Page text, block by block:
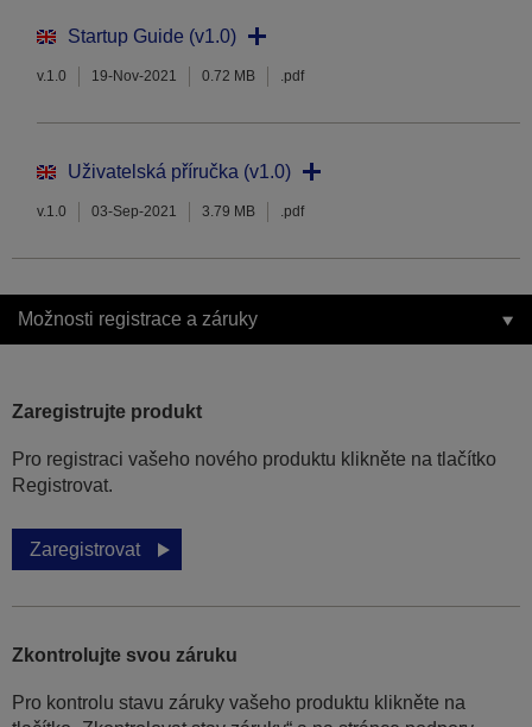
Startup Guide (v1.0)
v.1.0 19-Nov-2021 0.72 MB .pdf
Uživatelská příručka (v1.0)
v.1.0 03-Sep-2021 3.79 MB .pdf
Možnosti registrace a záruky
Zaregistrujte produkt
Pro registraci vašeho nového produktu klikněte na tlačítko
Registrovat.
Zaregistrovat
Zkontrolujte svou záruku
Pro kontrolu stavu záruky vašeho produktu klikněte na